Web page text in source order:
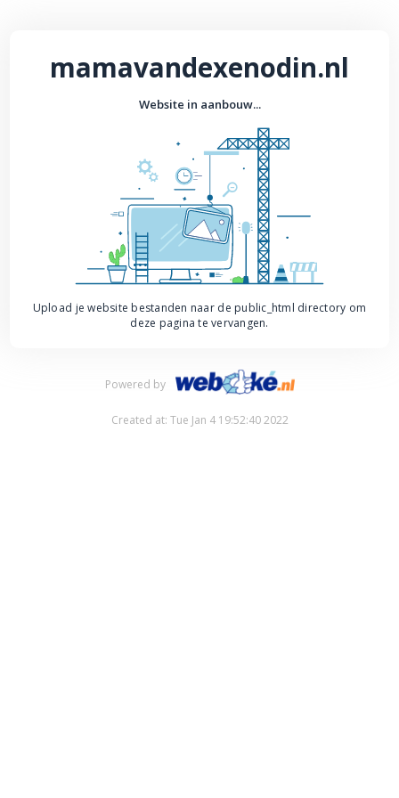
mamavandexenodin.nl
Website in aanbouw...
Upload je website bestanden naar de public_html directory om
deze pagina te vervangen.
Powered by
Created at: Tue Jan 4 19:52:40 2022